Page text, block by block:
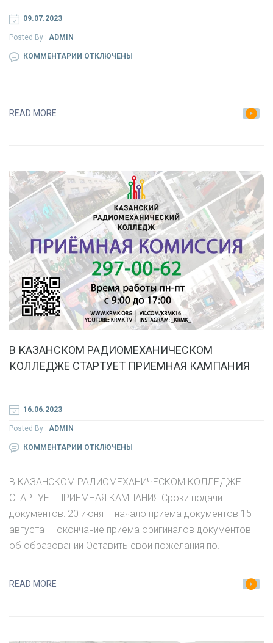
09.07.2023
Posted By : ADMIN
КОММЕНТАРИИ К
КОЛЛЕДЖА?
ДУМАЕШЬ,
КУДА
ПОСТУПИТЬ?
НАМ
НЕ
ВАЖНЫ
РЕЗУЛЬТАТЫ
ЕГЭ.
ОТКЛЮЧЕНЫ
READ MORE
В КАЗАНСКОМ РАДИОМЕХАНИЧЕСКОМ
КОЛЛЕДЖЕ СТАРТУЕТ ПРИЕМНАЯ КАМПАНИЯ
16.06.2023
Posted By : ADMIN
КОММЕНТАРИИ К
В
КАЗАНСКОМ
РАДИОМЕХАНИЧЕСКОМ
КОЛЛЕДЖЕ
СТАРТУЕТ
ОТКЛЮЧЕНЫ
В КАЗАНСКОМ РАДИОМЕХАНИЧЕСКОМ КОЛЛЕДЖЕ
СТАРТУЕТ ПРИЕМНАЯ КАМПАНИЯ Сроки подачи
документов: 20 июня – начало приема документов 15
августа — окончание приёма оригиналов документов
об образовании Оставить свои пожелания по.
READ MORE